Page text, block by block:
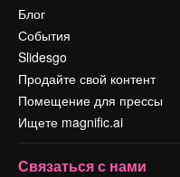
Блог
События
Slidesgo
Продайте свой контент
Помещение для прессы
Ищете magnific.ai
Связаться с нами